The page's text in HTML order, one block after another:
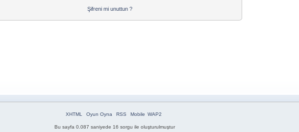
Şifreni mi unuttun ?
XHTML Oyun Oyna RSS Mobile WAP2
Bu sayfa 0.087 saniyede 16 sorgu ile oluşturulmuştur